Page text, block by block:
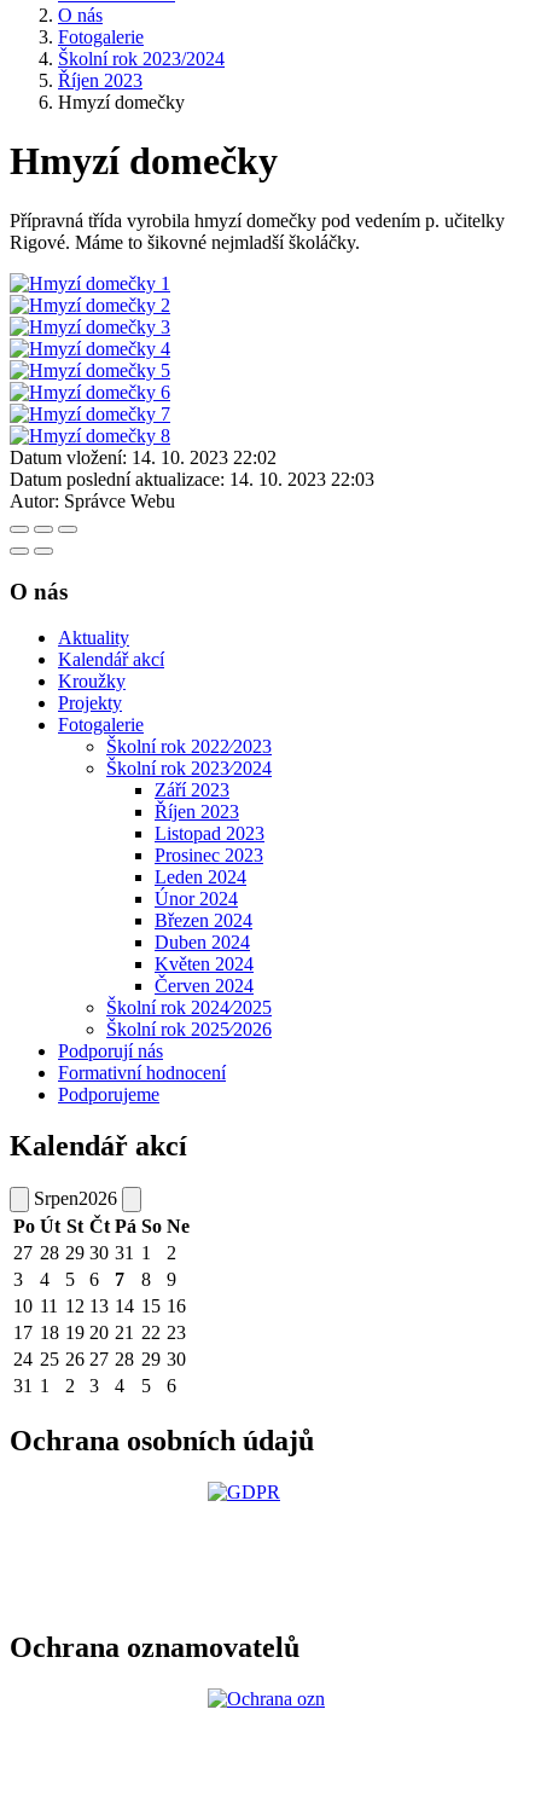
O nás
Fotogalerie
Školní rok 2023/2024
Říjen 2023
Hmyzí domečky
Hmyzí domečky
Přípravná třída vyrobila hmyzí domečky pod vedením p. učitelky
Rigové. Máme to šikovné nejmladší školáčky.
Datum vložení: 14. 10. 2023 22:02
Datum poslední aktualizace: 14. 10. 2023 22:03
Autor: Správce Webu
O nás
Aktuality
Kalendář akcí
Kroužky
Projekty
Fotogalerie
Školní rok 2022⁄2023
Školní rok 2023⁄2024
Září 2023
Říjen 2023
Listopad 2023
Prosinec 2023
Leden 2024
Únor 2024
Březen 2024
Duben 2024
Květen 2024
Červen 2024
Školní rok 2024⁄2025
Školní rok 2025⁄2026
Podporují nás
Formativní hodnocení
Podporujeme
Kalendář akcí
Srpen2026
Po Út St Čt Pá So Ne
27 28 29 30 31 1
2
3
4 5 6 7 8
9
10 11 12 13 14 15 16
17 18 19 20 21 22 23
24 25 26 27 28 29 30
31 1 2 3 4 5 6
Ochrana osobních údajů
Ochrana oznamovatelů